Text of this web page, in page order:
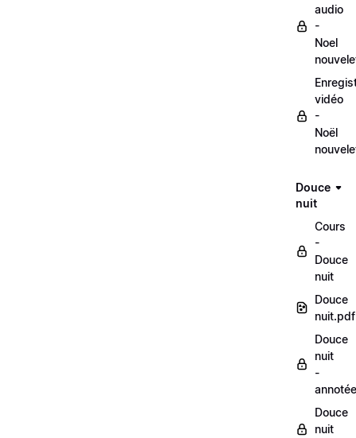
audio
-
Noel
vidéo
-
Noël
Douce
nuit
Cours
-
Douce
nuit
Douce
nuit.pdf
Douce
nuit
-
Douce
nuit